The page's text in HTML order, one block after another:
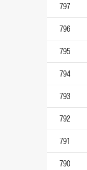
797
796
795
794
793
792
791
790